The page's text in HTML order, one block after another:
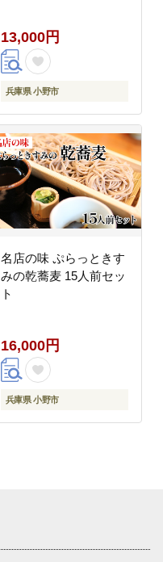
13,000円
兵庫県 小野市
名店の味 ぷらっときす
みの乾蕎麦 15人前セッ
ト
16,000円
兵庫県 小野市